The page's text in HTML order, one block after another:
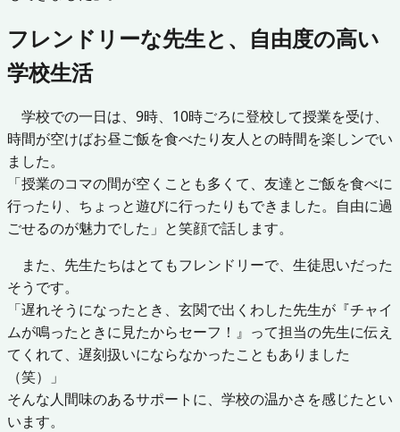
フレンドリーな先生と、自由度の高い
学校生活
学校での一日は、9時、10時ごろに登校して授業を受け、
時間が空けばお昼ご飯を食べたり友人との時間を楽しンでい
ました。
「授業のコマの間が空くことも多くて、友達とご飯を食べに
行ったり、ちょっと遊びに行ったりもできました。自由に過
ごせるのが魅力でした」と笑顔で話します。
また、先生たちはとてもフレンドリーで、生徒思いだった
そうです。
「遅れそうになったとき、玄関で出くわした先生が『チャイ
ムが鳴ったときに見たからセーフ！』って担当の先生に伝え
てくれて、遅刻扱いにならなかったこともありました
（笑）」
そんな人間味のあるサポートに、学校の温かさを感じたとい
います。